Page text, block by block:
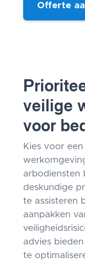
Offerte
veilige
voor
Kies voor
arbodiensten
deskundige
te assisteren
aanpakken
advies
te